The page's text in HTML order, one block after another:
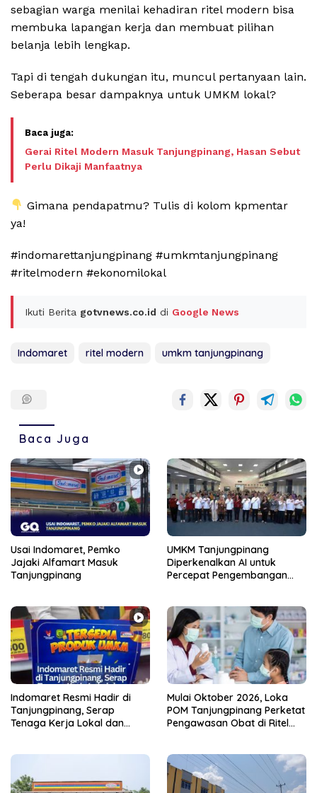
sebagian warga menilai kehadiran ritel modern bisa
membuka lapangan kerja dan membuat pilihan
belanja lebih lengkap.
Tapi di tengah dukungan itu, muncul pertanyaan lain.
Seberapa besar dampaknya untuk UMKM lokal?
Gerai Ritel Modern Masuk Tanjungpinang, Hasan Sebut
Perlu Dikaji Manfaatnya
Gimana pendapatmu? Tulis di kolom kpmentar
ya!
#indomarettanjungpinang #umkmtanjungpinang
#ritelmodern #ekonomilokal
Ikuti Berita gotvnews.co.id di Google News
Indomaret ritel modern umkm tanjungpinang
Baca Juga
Usai Indomaret, Pemko
Jajaki Alfamart Masuk
Tanjungpinang
UMKM Tanjungpinang
Diperkenalkan AI untuk
Percepat Pengembangan
Indomaret Resmi Hadir di
Tanjungpinang, Serap
Tenaga Kerja Lokal dan
Mulai Oktober 2026, Loka
POM Tanjungpinang Perketat
Pengawasan Obat di Ritel